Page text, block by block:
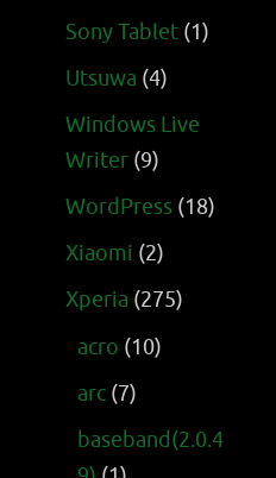
Sony Tablet (1)
Utsuwa (4)
Windows Live
Writer (9)
WordPress (18)
Xiaomi (2)
Xperia (275)
acro (10)
arc (7)
baseband(2.0.4